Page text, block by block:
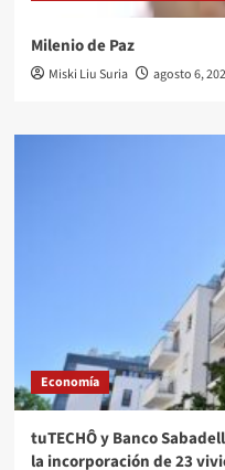
Milenio de Paz
Miski Liu Suria agosto 6,
Economía
tuTECHÔ y Banco
la incorporación de 23